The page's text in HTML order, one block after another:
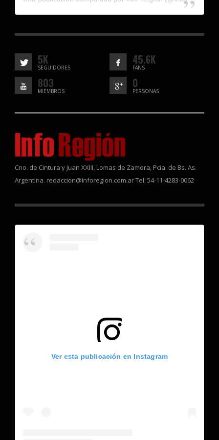
5K
SEGUIDORES
45.6K
FANS
803
MIEMBROS
0
PERSONAS
Cno. de Cintura y Juan XXIII, Lomas de Zamora, Pcia. de Bs. As.
Argentina. redaccion@inforegion.com.ar Tel: 54-11-4283-0062
Ver esta publicación en Instagram